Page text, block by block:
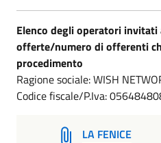
Elenco degli operatori invitati
offerte/numero di offerenti
procedimento
Ragione sociale: WISH
Codice fiscale/P.Iva:
LA FENICE